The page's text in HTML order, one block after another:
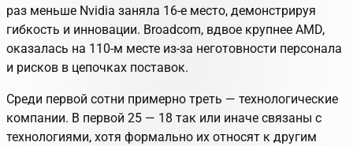
раз меньше Nvidia заняла 16-е место, демонстрируя
гибкость и инновации. Broadcom, вдвое крупнее AMD,
оказалась на 110-м месте из-за неготовности персонала
и рисков в цепочках поставок.
Среди первой сотни примерно треть — технологические
компании. В первой 25 — 18 так или иначе связаны с
технологиями, хотя формально их относят к другим